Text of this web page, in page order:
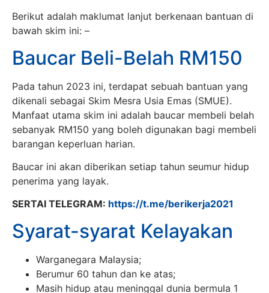
Berikut adalah maklumat lanjut berkenaan bantuan di
bawah skim ini: –
Baucar Beli-Belah RM150
Pada tahun 2023 ini, terdapat sebuah bantuan yang
dikenali sebagai Skim Mesra Usia Emas (SMUE).
Manfaat utama skim ini adalah baucar membeli belah
sebanyak RM150 yang boleh digunakan bagi membeli
barangan keperluan harian.
Baucar ini akan diberikan setiap tahun seumur hidup
penerima yang layak.
SERTAI TELEGRAM: https://t.me/berikerja2021
Syarat-syarat Kelayakan
Warganegara Malaysia;
Berumur 60 tahun dan ke atas;
Masih hidup atau meninggal dunia bermula 1